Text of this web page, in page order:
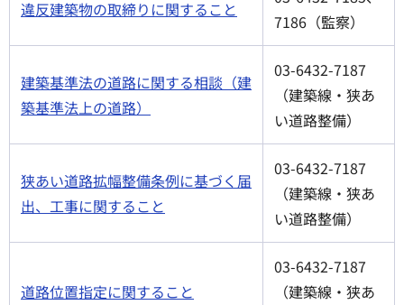
違反建築物の取締りに関すること
7186（監察）
建築基準法の道路に関する相談（建
築基準法上の道路）
03-6432-7187
（建築線・狭あ
い道路整備）
狭あい道路拡幅整備条例に基づく届
出、工事に関すること
03-6432-7187
（建築線・狭あ
い道路整備）
道路位置指定に関すること
03-6432-7187
（建築線・狭あ